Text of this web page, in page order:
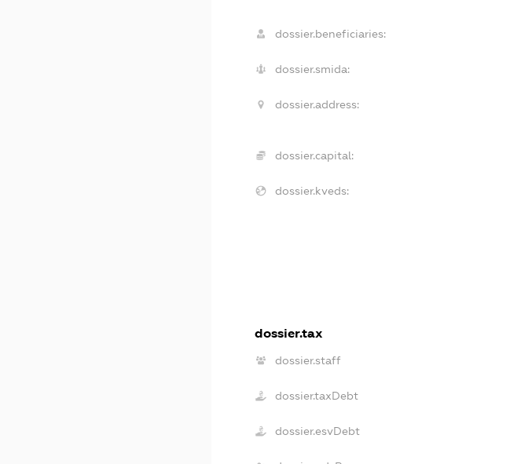
dossier.beneficiaries:
dossier.smida:
dossier.address:
dossier.capital:
dossier.kveds:
dossier.tax
dossier.staff
dossier.taxDebt
dossier.esvDebt